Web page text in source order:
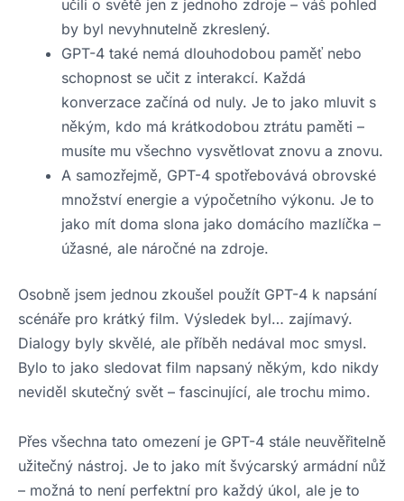
učili o světě jen z jednoho zdroje – váš pohled
by byl nevyhnutelně zkreslený.
GPT-4 také nemá dlouhodobou paměť nebo
schopnost se učit z interakcí. Každá
konverzace začíná od nuly. Je to jako mluvit s
někým, kdo má krátkodobou ztrátu paměti –
musíte mu všechno vysvětlovat znovu a znovu.
A samozřejmě, GPT-4 spotřebovává obrovské
množství energie a výpočetního výkonu. Je to
jako mít doma slona jako domácího mazlíčka –
úžasné, ale náročné na zdroje.
Osobně jsem jednou zkoušel použít GPT-4 k napsání
scénáře pro krátký film. Výsledek byl… zajímavý.
Dialogy byly skvělé, ale příběh nedával moc smysl.
Bylo to jako sledovat film napsaný někým, kdo nikdy
neviděl skutečný svět – fascinující, ale trochu mimo.
Přes všechna tato omezení je GPT-4 stále neuvěřitelně
užitečný nástroj. Je to jako mít švýcarský armádní nůž
– možná to není perfektní pro každý úkol, ale je to